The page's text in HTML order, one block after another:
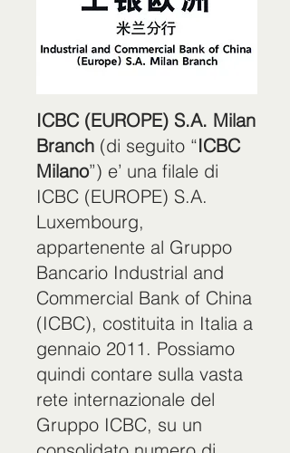
ICBC (EUROPE) S.A. Milan
Branch (di seguito “ICBC
Milano”) e’ una filale di
ICBC (EUROPE) S.A.
Luxembourg,
appartenente al Gruppo
Bancario Industrial and
Commercial Bank of China
(ICBC), costituita in Italia a
gennaio 2011. Possiamo
quindi contare sulla vasta
rete internazionale del
Gruppo ICBC, su un